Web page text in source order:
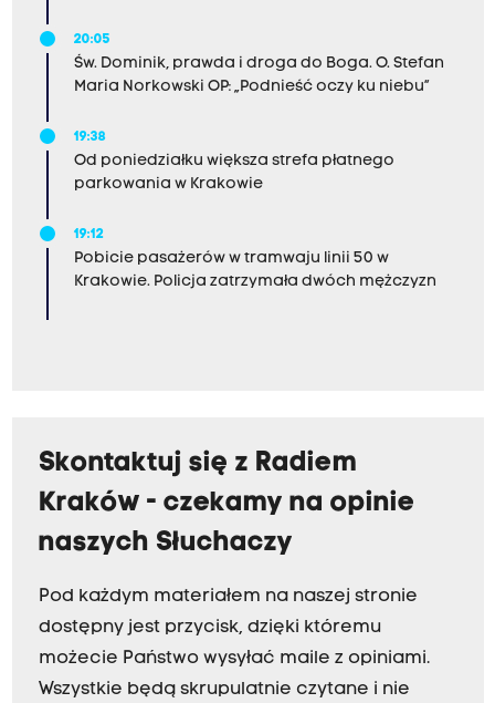
20:05
Św. Dominik, prawda i droga do Boga. O. Stefan
Maria Norkowski OP: „Podnieść oczy ku niebu”
19:38
Od poniedziałku większa strefa płatnego
parkowania w Krakowie
19:12
Pobicie pasażerów w tramwaju linii 50 w
Krakowie. Policja zatrzymała dwóch mężczyzn
Skontaktuj się z Radiem
Kraków - czekamy na opinie
naszych Słuchaczy
Pod każdym materiałem na naszej stronie
dostępny jest przycisk, dzięki któremu
możecie Państwo wysyłać maile z opiniami.
Wszystkie będą skrupulatnie czytane i nie